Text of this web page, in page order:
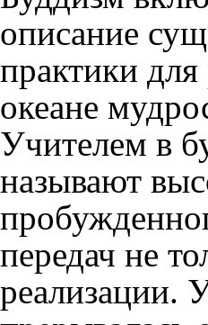
описание
практики
океане
Учителем в
называют
передач не
реализации.